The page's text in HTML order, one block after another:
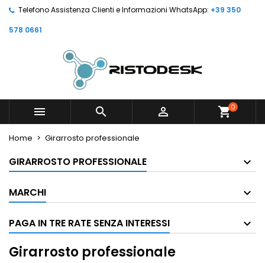
Telefono Assistenza Clienti e Informazioni WhatsApp: +39 350
578 0661
   shopping_cart0
Home Girarrosto professionale
GIRARROSTO PROFESSIONALE
MARCHI
PAGA IN TRE RATE SENZA INTERESSI
Girarrosto professionale